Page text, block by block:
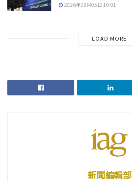
2026年08月05日 10:01
LOAD MORE
新聞編輯部